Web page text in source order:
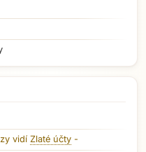
vidí Zlaté účty -